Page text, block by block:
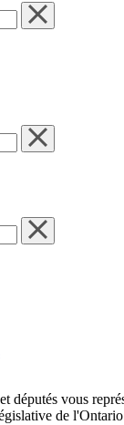
députés vous
de